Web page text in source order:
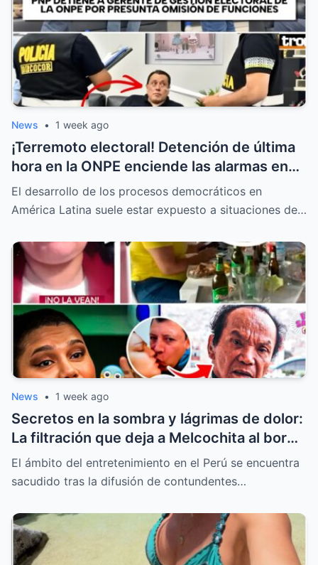
News • 1 week ago
¡Terremoto electoral! Detención de última
hora en la ONPE enciende las alarmas en
todas las mesas de votación
El desarrollo de los procesos democráticos en
América Latina suele estar expuesto a situaciones de…
News • 1 week ago
Secretos en la sombra y lágrimas de dolor:
La filtración que deja a Melcochita al borde
del colapso emocional
El ámbito del entretenimiento en el Perú se encuentra
sacudido tras la difusión de contundentes…